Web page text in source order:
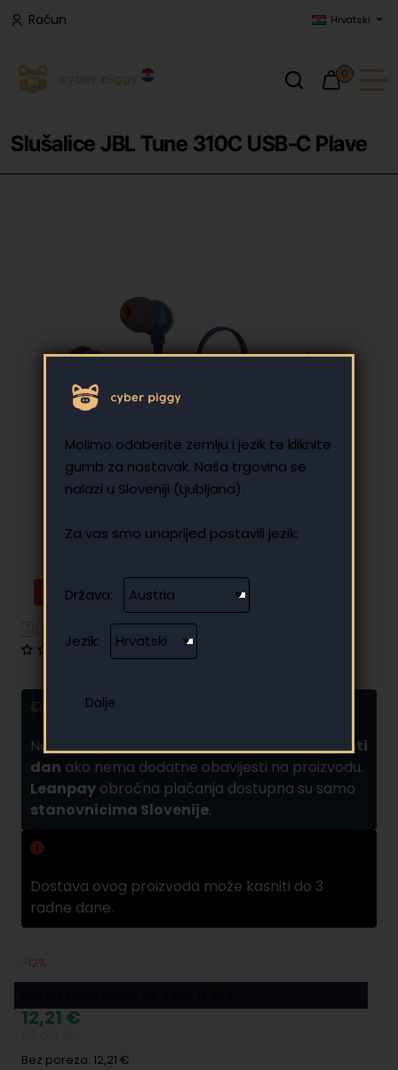
Molimo odaberite zemlju i jezik te kliknite
gumb za nastavak. Naša trgovina se
nalazi u Sloveniji (Ljubljana).
Za vas smo unaprijed postavili jezik:
Država:
Jezik:
Račun Hrvatski
0
Slušalice JBL Tune 310C USB-C Plave
-12%
Imate dodatnih pitanja?
Dostava i obročna plaćanja
Narudžbeposlane do 10:00 obično se šalju isti
dan ako nema dodatne obavijesti na proizvodu.
Leanpay obročna plaćanja dostupna su samo
stanovnicima Slovenije.
Dostava ovog proizvoda može kasniti do 3
radne dane.
0 recenzija • Napišite recenziju
-12%
12,21 €
13,89 €
Bez poreza: 12,21 €